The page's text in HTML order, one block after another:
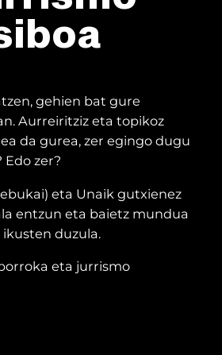
gehien bat gure
Aurreiritziz eta topikoz
da gurea, zer egingo dugu
Edo zer?
eta Unaik gutxienez
entzun eta baietz mundua
duzula.
eta jurrismo